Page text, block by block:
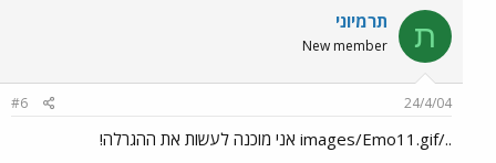
ת תרמיוני
New member
24/4/04
#6
../images/Emo11.gif אני מוכנה לעשות את ההגרלה!